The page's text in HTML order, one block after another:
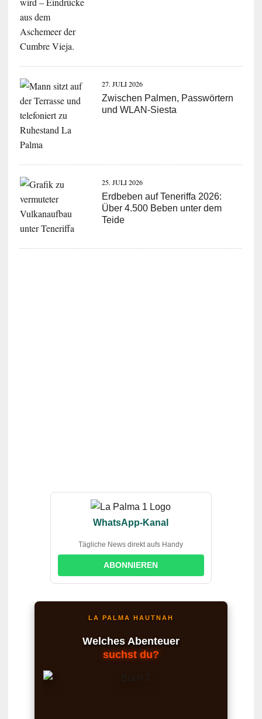
27. JULI 2026
Zwischen Palmen, Passwörtern
und WLAN-Siesta
25. JULI 2026
Erdbeben auf Teneriffa 2026:
Über 4.500 Beben unter dem
Teide
WhatsApp-Kanal
Tägliche News direkt aufs Handy
ABONNIEREN
LA PALMA HAUTNAH
Welches Abenteuer
suchst du?